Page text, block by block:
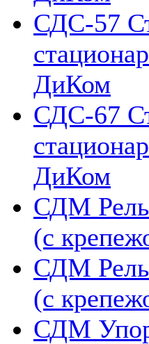
СДС-57
ДиКом
СДС-67
ДиКом
СДМ
(с
СДМ
(с
СДМ